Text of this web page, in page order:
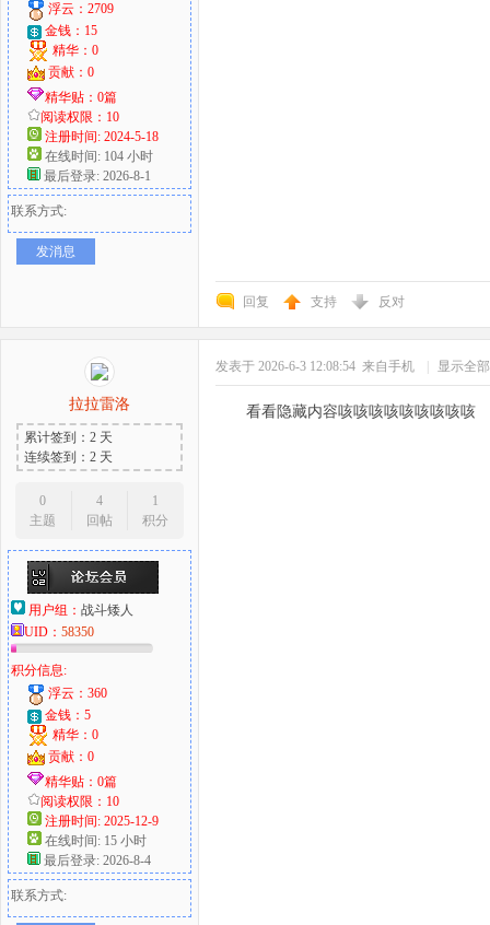
浮云：2709
金钱：15
精华：0
贡献：0
精华贴：0篇
阅读权限：10
注册时间: 2024-5-18
在线时间: 104 小时
最后登录: 2026-8-1
联系方式:
发消息
回复 支持 反对
拉拉雷洛
累计签到：2 天
连续签到：2 天
0
主题
4
回帖
1
积分
用户组： 战斗矮人
UID： 58350
积分信息:
浮云：360
金钱：5
精华：0
贡献：0
精华贴：0篇
阅读权限：10
注册时间: 2025-12-9
在线时间: 15 小时
最后登录: 2026-8-4
联系方式:
发表于 2026-6-3 12:08:54 来自手机 显示全
看看隐藏内容咳咳咳咳咳咳咳咳咳